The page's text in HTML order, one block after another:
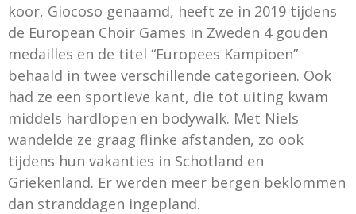
koor, Giocoso genaamd, heeft ze in 2019 tijdens
de European Choir Games in Zweden 4 gouden
medailles en de titel “Europees Kampioen”
behaald in twee verschillende categorieën. Ook
had ze een sportieve kant, die tot uiting kwam
middels hardlopen en bodywalk. Met Niels
wandelde ze graag flinke afstanden, zo ook
tijdens hun vakanties in Schotland en
Griekenland. Er werden meer bergen beklommen
dan stranddagen ingepland.